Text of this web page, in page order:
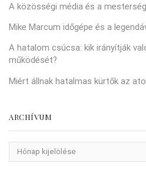
A közösségi média és a
Mike Marcum időgépe és a
A hatalom csúcsa: kik irányítják
működését?
Miért állnak hatalmas kürtők az
ARCHÍVUM